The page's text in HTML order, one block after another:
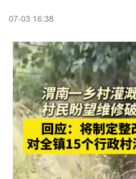
07-03 16:38